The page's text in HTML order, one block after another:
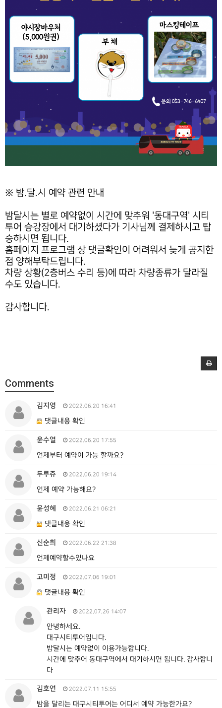
※ 밤.달.시 예약 관련 안내
밤달시는 별로 예약없이 시간에 맞추워 '동대구역' 시티
투어 승강장에서 대기하셨다가 기사님께 결제하시고 탑
승하시면 됩니다.
홈페이지 프로그램 상 댓글확인이 어려워서 늦게 공지한
점 양해부탁드립니다.
차량 상황(2층버스 수리 등)에 따라 차량종류가 달라질
수도 있습니다.
감사합니다.
Comments
김지영 2022.06.20 16:41
댓글내용 확인
윤수열 2022.06.20 17:55
언제부터 예약이 가능 할까요?
두루쥬 2022.06.20 19:14
언제 예약 가능해요?
윤성혜 2022.06.21 06:21
댓글내용 확인
신순희 2022.06.22 21:38
언제예약할수있나요
고미정 2022.07.06 19:01
댓글내용 확인
관리자 2022.07.26 14:07
안녕하세요.
대구시티투어입니다.
밤달시는 예약없이 이용가능합니다.
시간에 맞추어 동대구역에서 대기하시면 됩니다. 감사합니
다
김호연 2022.07.11 15:55
밤을 달리는 대구시티투어는 어디서 예약 가능한가요?